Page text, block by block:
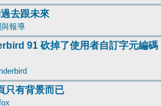
去跟未來
報導
91 砍掉了使用者自訂字元編碼
只有背景而已